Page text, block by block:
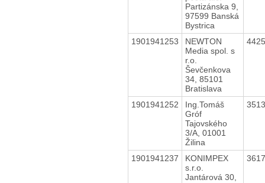
Partizánska 9,
97599 Banská
Bystrica
1901941253
NEWTON
Media spol. s
r.o.
Ševčenkova
34, 85101
Bratislava
1901941252
Ing.Tomáš
Gróf
Tajovského
3/A, 01001
Žilina
1901941237
KONIMPEX
s.r.o.
Jantárová 30,